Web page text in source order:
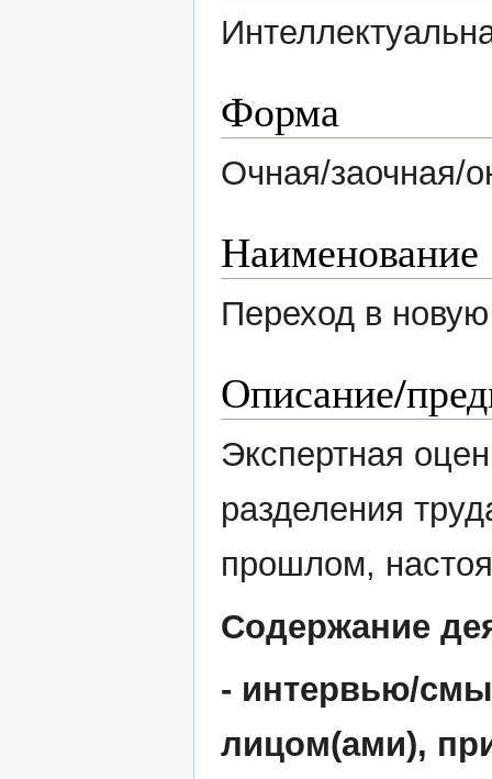
Форма
Очная/заочная/
Наименование
Переход в
Описание/
Экспертная
разделения
прошлом,
Содержание
- интервью/
лицом(ами),